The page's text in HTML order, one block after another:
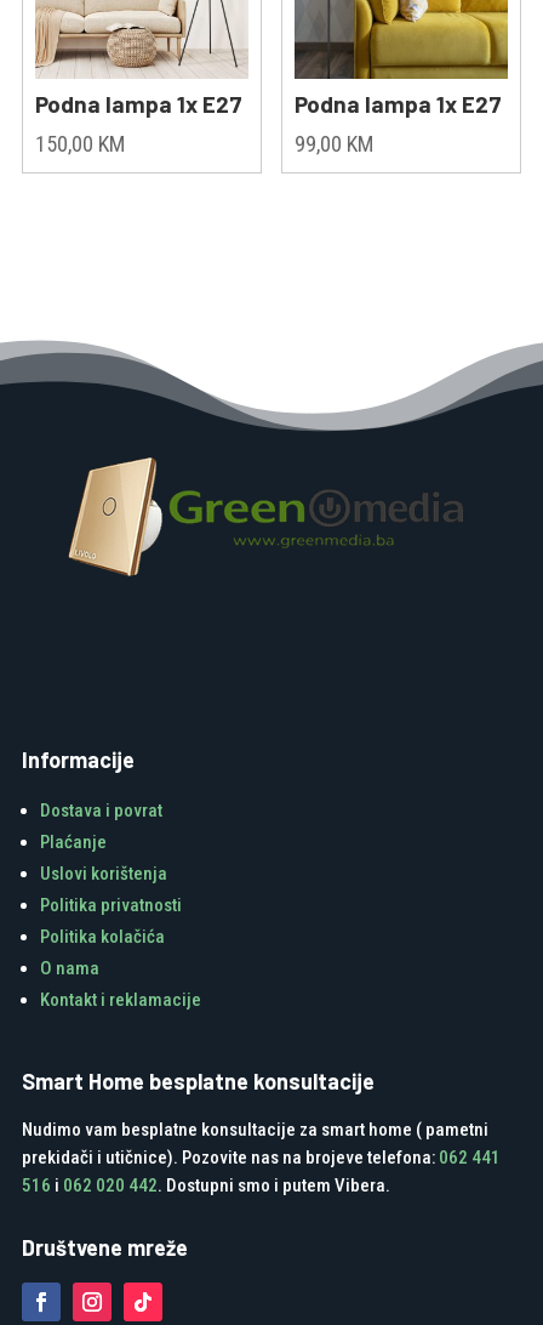
Podna lampa 1x E27
150,00 KM
Podna lampa 1x E27
99,00 KM
Informacije
Dostava i povrat
Plaćanje
Uslovi korištenja
Politika privatnosti
Politika kolačića
O nama
Kontakt i reklamacije
Smart Home besplatne konsultacije
Nudimo vam besplatne konsultacije za smart home ( pametni
prekidači i utičnice). Pozovite nas na brojeve telefona: 062 441
516 i 062 020 442. Dostupni smo i putem Vibera.
Društvene mreže